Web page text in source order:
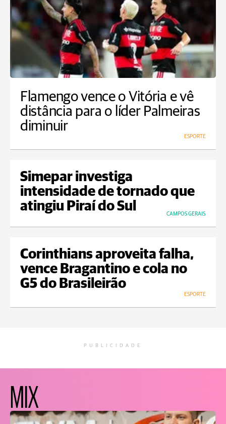
Flamengo vence o Vitória e vê
distância para o líder Palmeiras
diminuir
ESPORTE
Simepar investiga
intensidade de tornado que
atingiu Piraí do Sul
CAMPOS GERAIS
Corinthians aproveita falha,
vence Bragantino e cola no
G5 do Brasileirão
ESPORTE
PUBLICIDADE
MIX